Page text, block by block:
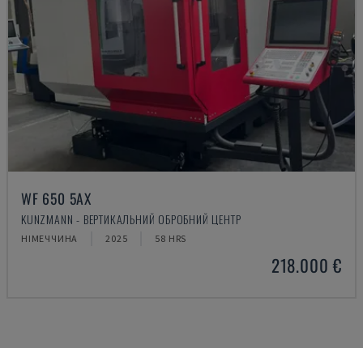
WF 650 5AX
KUNZMANN - ВЕРТИКАЛЬНИЙ ОБРОБНИЙ ЦЕНТР
НІМЕЧЧИНА 2025 58 HRS
218.000 €